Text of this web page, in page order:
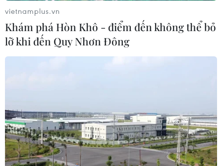
vietnamplus.vn
Khám phá Hòn Khô - điểm đến không thể bỏ
lỡ khi đến Quy Nhơn Đông